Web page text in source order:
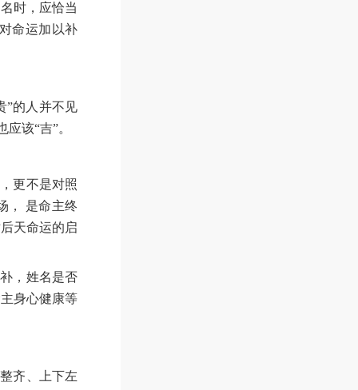
时，应恰当
命运加以补
”的人并不见
该“吉”。
更不是对照
， 是命主终
天命运的启
，姓名是否
身心健康等
齐、上下左